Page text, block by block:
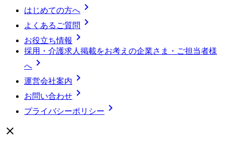
はじめての方へ 
よくあるご質問 
お役立ち情報 
採用・介護求人掲載をお考えの企業さま・ご担当者様
へ 
運営会社案内 
お問い合わせ 
プライバシーポリシー 
